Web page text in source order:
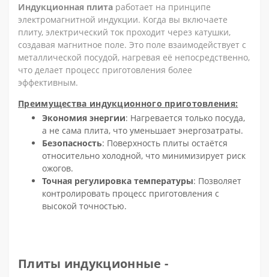
Индукционная плита работает на принципе
электромагнитной индукции. Когда вы включаете
плиту, электрический ток проходит через катушки,
создавая магнитное поле. Это поле взаимодействует с
металлической посудой, нагревая её непосредственно,
что делает процесс приготовления более
эффективным.
Преимущества индукционного приготовления:
Экономия энергии: Нагревается только посуда,
а не сама плита, что уменьшает энергозатраты.
Безопасность: Поверхность плиты остаётся
относительно холодной, что минимизирует риск
ожогов.
Точная регулировка температуры: Позволяет
контролировать процесс приготовления с
высокой точностью.
Плиты индукционные -